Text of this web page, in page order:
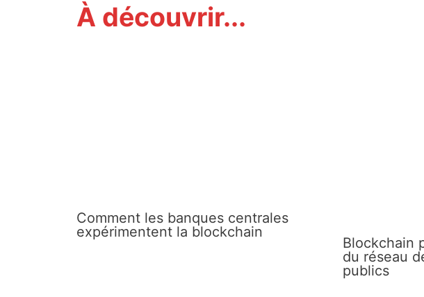
À découvrir...
Comment les banques centrales
expérimentent la blockchain
Blockchain
du réseau
publics